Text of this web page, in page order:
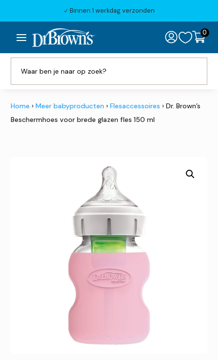
N Binnen 1 werkdag verzonden
 0
Home ›Meer babyproducten ›Flesaccessoires › Dr. Brown’s
Beschermhoes voor brede glazen fles 150 ml